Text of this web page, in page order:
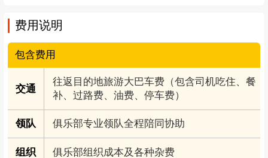
费用说明
包含费用
交通
往返目的地旅游大巴车费（包含司机吃住、餐
补、过路费、油费、停车费）
领队 俱乐部专业领队全程陪同协助
组织 俱乐部组织成本及各种杂费